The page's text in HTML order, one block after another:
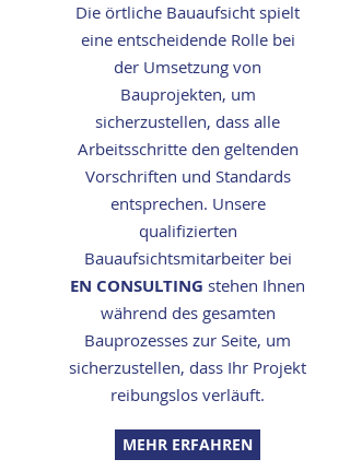
Die örtliche Bauaufsicht spielt
eine entscheidende Rolle bei
der Umsetzung von
Bauprojekten, um
sicherzustellen, dass alle
Arbeitsschritte den geltenden
Vorschriften und Standards
entsprechen. Unsere
qualifizierten
Bauaufsichtsmitarbeiter bei
EN CONSULTING stehen Ihnen
während des gesamten
Bauprozesses zur Seite, um
sicherzustellen, dass Ihr Projekt
reibungslos verläuft.
MEHR ERFAHREN